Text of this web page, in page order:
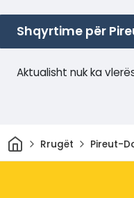
Shqyrtime për
Aktualisht nuk ka
ShtëpiRrugët Pireut-